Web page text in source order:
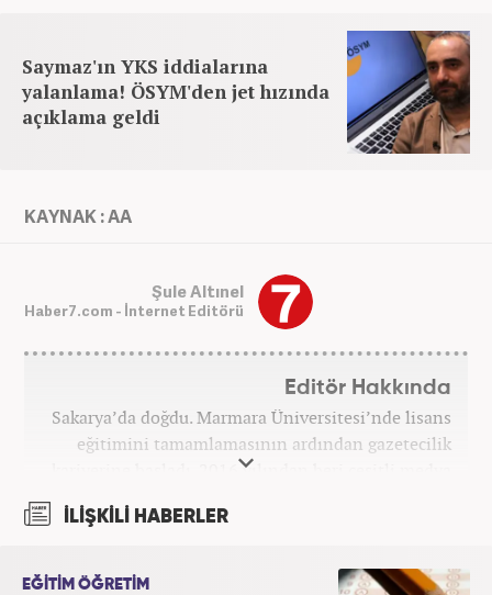
Saymaz'ın YKS iddialarına
yalanlama! ÖSYM'den jet hızında
açıklama geldi
KAYNAK : AA
Şule Altınel
Haber7.com - İnternet Editörü
Editör Hakkında
Sakarya’da doğdu. Marmara Üniversitesi’nde lisans
eğitimini tamamlamasının ardından gazetecilik
kariyerine başladı. 2016 yılından beri çeşitli medya
itibaren Haber7’de ‘gündem editörü’ olarak
İLİŞKİLİ HABERLER
EĞİTİM ÖĞRETİM